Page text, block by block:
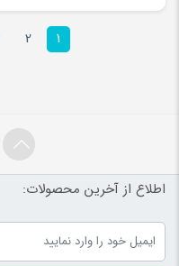
1
2
اطلاع از آخرین محصولات: